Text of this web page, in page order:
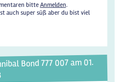
bitteAnmelden.
auch super süß aber du bist viel
Bond 777 007 am 01.